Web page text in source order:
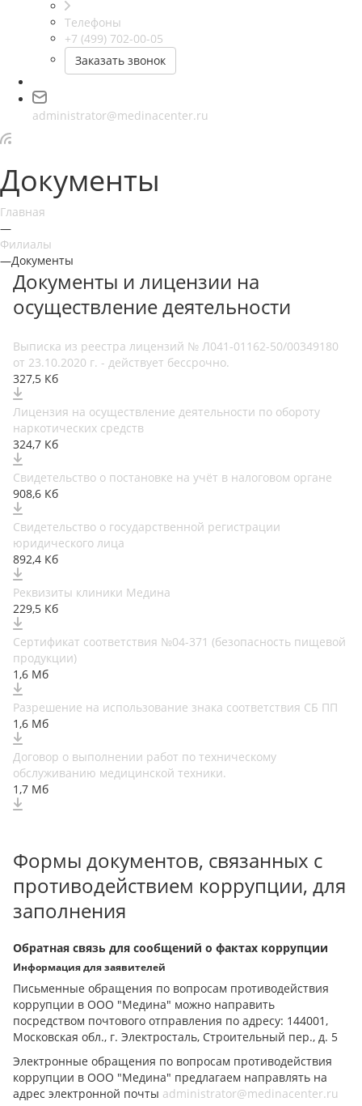
Телефоны
+7 (499) 702-00-05
Заказать звонок
administrator@medinacenter.ru
Документы
Главная
—
Филиалы
—Документы
Документы и лицензии на
осуществление деятельности
Выписка из реестра лицензий № Л041-01162-50/00349180
от 23.10.2020 г. - действует бессрочно.
327,5 Кб
Лицензия на осуществление деятельности по обороту
наркотических средств
324,7 Кб
Свидетельство о постановке на учёт в налоговом органе
908,6 Кб
Свидетельство о государственной регистрации
юридического лица
892,4 Кб
Реквизиты клиники Медина
229,5 Кб
Сертификат соответствия №04-371 (безопасность пищевой
продукции)
1,6 Мб
Разрешение на использование знака соответствия СБ ПП
1,6 Мб
Договор о выполнении работ по техническому
обслуживанию медицинской техники.
1,7 Мб
Формы документов, связанных с
противодействием коррупции, для
заполнения
Обратная связь для сообщений о фактах коррупции
Информация для заявителей
Письменные обращения по вопросам противодействия
коррупции в ООО "Медина" можно направить
посредством почтового отправления по адресу: 144001,
Московская обл., г. Электросталь, Строительный пер., д. 5
Электронные обращения по вопросам противодействия
коррупции в ООО "Медина" предлагаем направлять на
адрес электронной почты administrator@medinacenter.ru